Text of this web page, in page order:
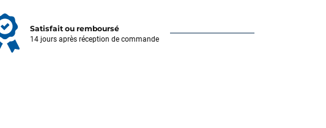
Satisfait ou remboursé
14 jours après réception de commande